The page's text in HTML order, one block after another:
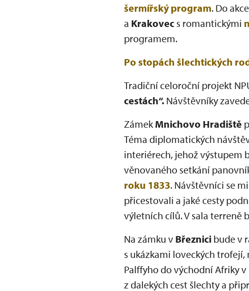
šermířský program. Do
a Krakovec s romantickými
programem.
Po stopách šlechtických
Tradiční celoroční projekt
cestách“. Návštěvníky
ZámekMnichovo Hradiště
Téma diplomatických
interiérech, jehož výstupem
věnovaného setkání
roku 1833. Návštěvníci se
přicestovali a jaké cesty
výletních cílů. V sala terreně
Na zámku v Březnici bude v
s ukázkami loveckých
Palffyho do východní Afriky v
z dalekých cest šlechty a